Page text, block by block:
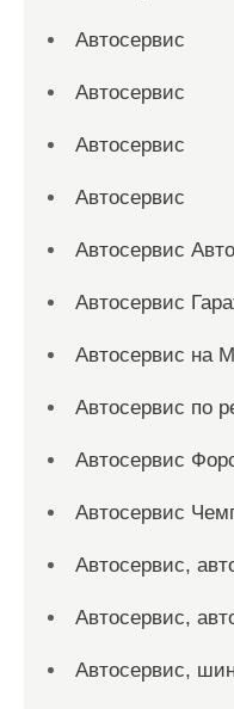
Автосервис
Автосервис
Автосервис
Автосервис
Автосервис
Автосервис
Автосервис на
Автосервис по
Автосервис
Автосервис
Автосервис,
Автосервис,
Автосервис,